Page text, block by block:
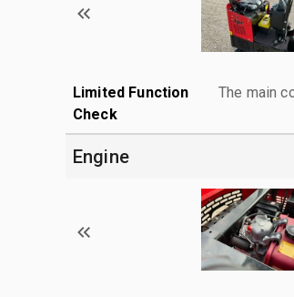
Limited Function
Check
The main
Engine